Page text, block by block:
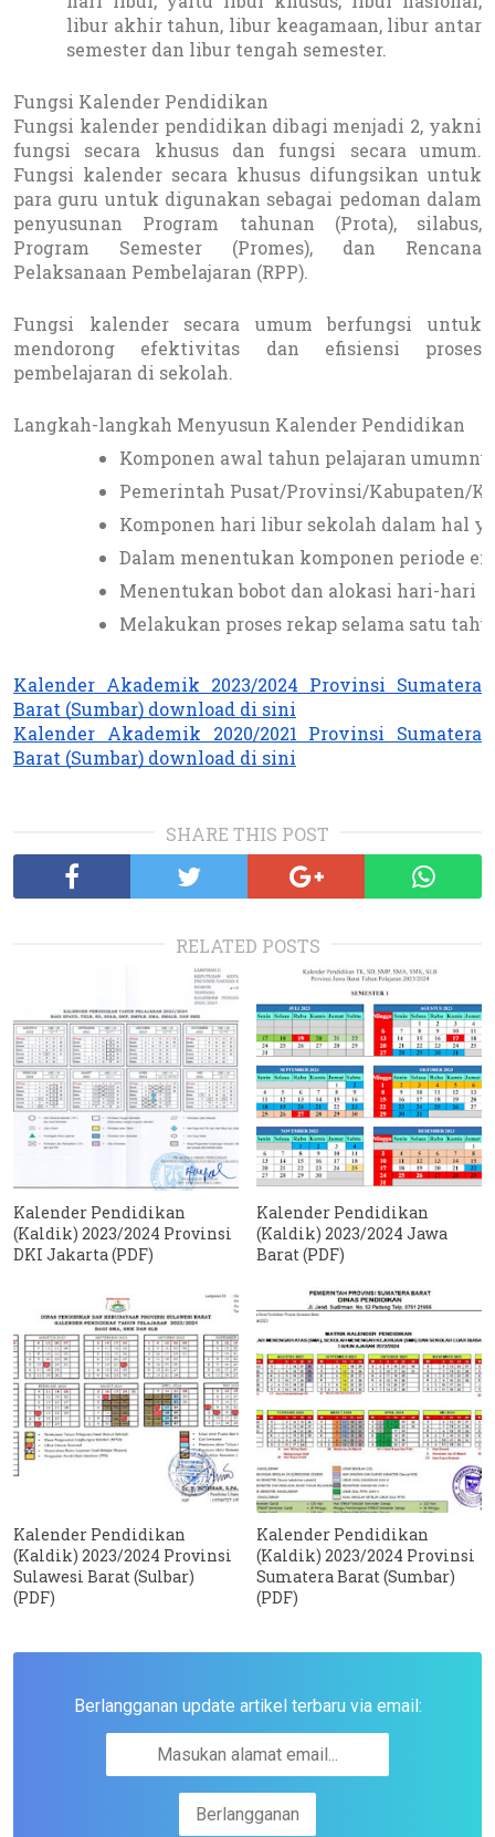
libur akhir tahun, libur keagamaan, libur antar
semester dan libur tengah semester.
Fungsi Kalender Pendidikan
Fungsi kalender pendidikan dibagi menjadi 2, yakni
fungsi secara khusus dan fungsi secara umum.
Fungsi kalender secara khusus difungsikan untuk
para guru untuk digunakan sebagai pedoman dalam
penyusunan Program tahunan (Prota), silabus,
Program Semester (Promes), dan Rencana
Pelaksanaan Pembelajaran (RPP).
Fungsi kalender secara umum berfungsi untuk
mendorong efektivitas dan efisiensi proses
pembelajaran di sekolah.
Langkah-langkah Menyusun Kalender Pendidikan
Komponen awal tahun pelajaran
Pemerintah Pusat/Provinsi/Kabupaten/
Komponen hari libur sekolah dalam hal
Dalam menentukan komponen periode
Menentukan bobot dan alokasi hari-hari
Melakukan proses rekap selama satu
Kalender Akademik 2023/2024 Provinsi Sumatera
Barat (Sumbar) download di sini
Kalender Akademik 2020/2021 Provinsi Sumatera
Barat (Sumbar) download di sini
SHARE THIS POST
RELATED POSTS
Kalender Pendidikan
(Kaldik) 2023/2024 Provinsi
DKI Jakarta (PDF)
Kalender Pendidikan
(Kaldik) 2023/2024 Jawa
Barat (PDF)
Kalender Pendidikan
(Kaldik) 2023/2024 Provinsi
Sulawesi Barat (Sulbar)
(PDF)
Kalender Pendidikan
(Kaldik) 2023/2024 Provinsi
Sumatera Barat (Sumbar)
(PDF)
Berlangganan update artikel terbaru via email: